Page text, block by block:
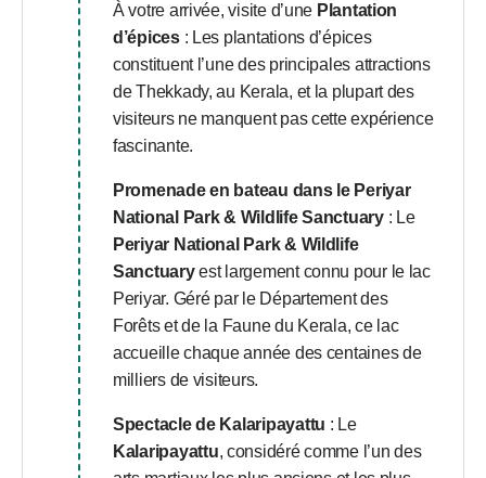
À votre arrivée, visite d’une Plantation
d’épices: Les plantations d’épices
constituent l’une des principales attractions
de Thekkady, au Kerala, et la plupart des
visiteurs ne manquent pas cette expérience
fascinante.
Promenade en bateau dans le Periyar
National Park & Wildlife Sanctuary: Le
Periyar National Park & Wildlife
Sanctuaryest largement connu pour le lac
Periyar. Géré par le Département des
Forêts et de la Faune du Kerala, ce lac
accueille chaque année des centaines de
milliers de visiteurs.
Spectacle de Kalaripayattu : Le
Kalaripayattu, considéré comme l’un des